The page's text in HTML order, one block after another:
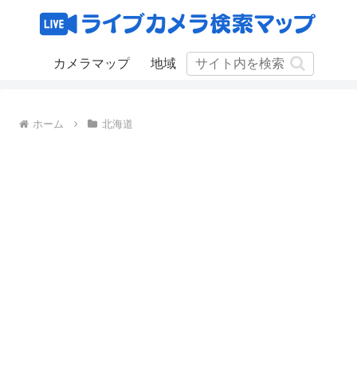
カメラマップ 地域
ホーム 北海道